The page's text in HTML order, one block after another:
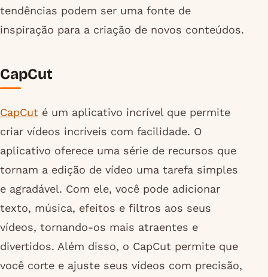
tendências podem ser uma fonte de
inspiração para a criação de novos conteúdos.
CapCut
CapCut é um aplicativo incrível que permite
criar vídeos incríveis com facilidade. O
aplicativo oferece uma série de recursos que
tornam a edição de vídeo uma tarefa simples
e agradável. Com ele, você pode adicionar
texto, música, efeitos e filtros aos seus
vídeos, tornando-os mais atraentes e
divertidos. Além disso, o CapCut permite que
você corte e ajuste seus vídeos com precisão,